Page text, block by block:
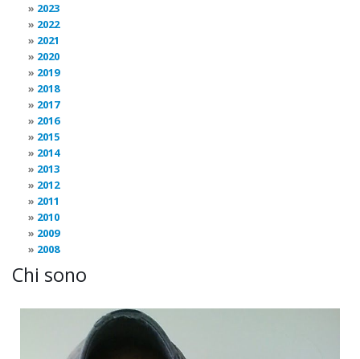
2023
2022
2021
2020
2019
2018
2017
2016
2015
2014
2013
2012
2011
2010
2009
2008
Chi sono